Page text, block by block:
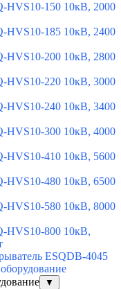
150 10кВ, 2000
185 10кВ, 2400
200 10кВ, 2800
220 10кВ, 3000
240 10кВ, 3400
300 10кВ, 4000
410 10кВ, 5600
480 10кВ, 6500
580 10кВ, 8000
HVS10-800 10кВ,
ESQDB-4045
▼